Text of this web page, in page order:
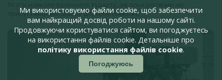
припустився фатальної для себе помилки.
Ми використовуємо файли cookie, щоб забезпечити
вам найкращий досвід роботи на нашому сайті.
Продовжуючи користуватися сайтом, ви погоджуєтесь
на використання файлів cookie. Детальніше про
політику використання файлів cookie.
Погоджуюсь